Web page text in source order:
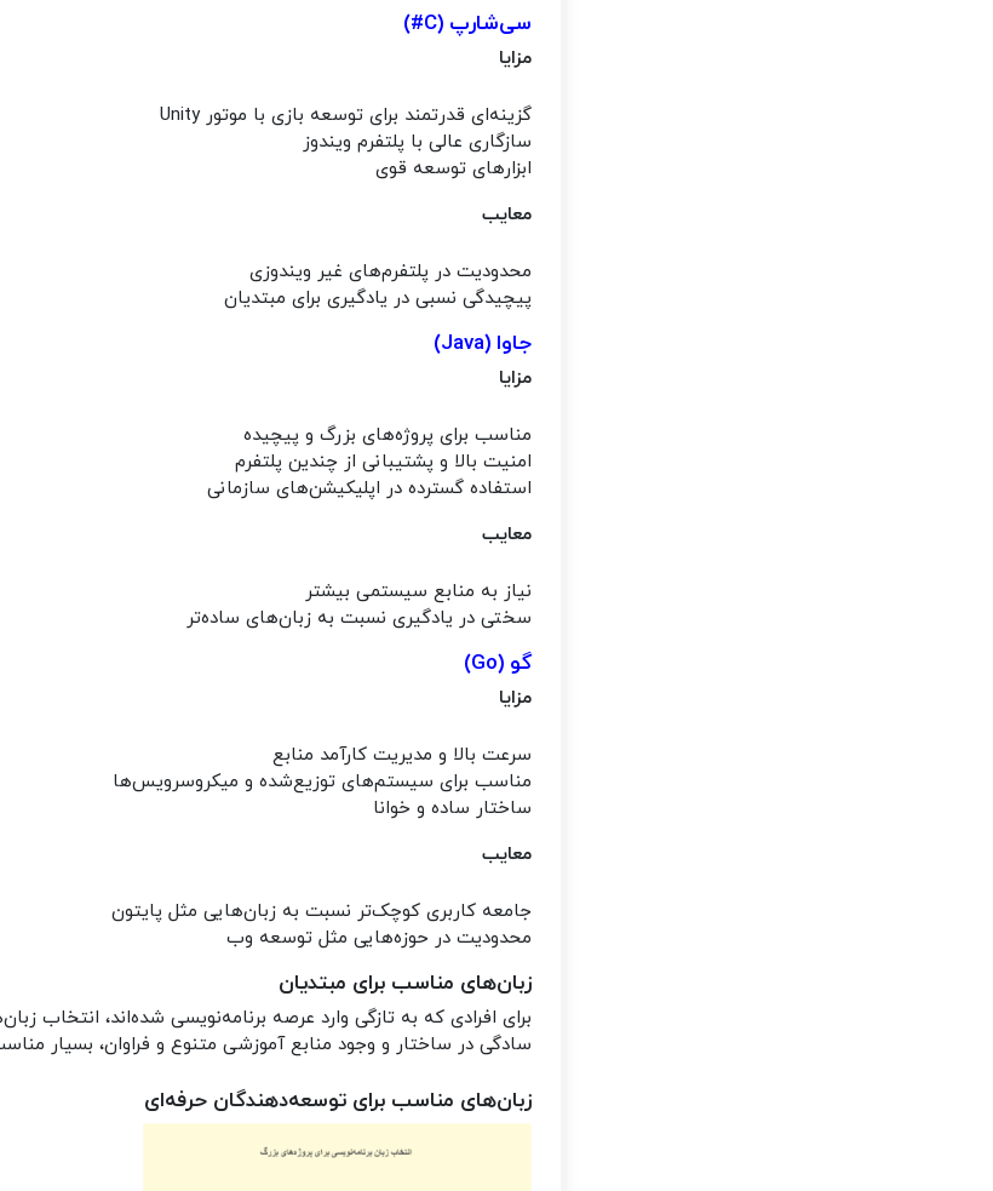
سی‌شارپ (C#)
مزایا
گزینه‌ای قدرتمند برای توسعه بازی با موتور Unity
سازگاری عالی با پلتفرم ویندوز
ابزارهای توسعه قوی
معایب
محدودیت در پلتفرم‌های غیر ویندوزی
پیچیدگی نسبی در یادگیری برای مبتدیان
جاوا (Java)
مزایا
مناسب برای پروژه‌های بزرگ و پیچیده
امنیت بالا و پشتیبانی از چندین پلتفرم
استفاده گسترده در اپلیکیشن‌های سازمانی
معایب
نیاز به منابع سیستمی بیشتر
سختی در یادگیری نسبت به زبان‌های ساده‌تر
گو (Go)
مزایا
سرعت بالا و مدیریت کارآمد منابع
مناسب برای سیستم‌های توزیع‌شده و میکروسرویس‌ها
ساختار ساده و خوانا
معایب
جامعه کاربری کوچک‌تر نسبت به زبان‌هایی مثل پایتون
محدودیت در حوزه‌هایی مثل توسعه وب
زبان‌های مناسب برای مبتدیان
برای افرادی که به تازگی وارد عرصه برنامه‌نویسی شده‌اند، انتخاب
سادگی در ساختار و وجود منابع آموزشی متنوع و فراوان، بسیار
زبان‌های مناسب برای توسعه‌دهندگان حرفه‌ای